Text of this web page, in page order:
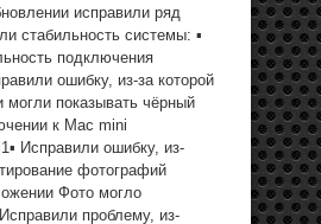
исправили ряд
стабильность системы: ▪️
подключения
ошибку, из-за которой
могли показывать чёрный
к Mac mini
Исправили ошибку, из-
фотографий
Фото могло
проблему, из-